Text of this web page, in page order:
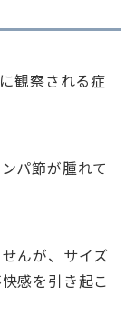
観察される症
パ節が腫れて
んが、サイズ
感を引き起こ